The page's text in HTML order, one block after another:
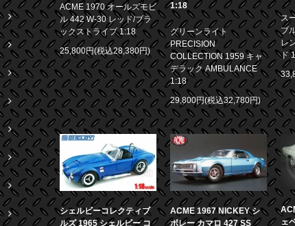
ACME 1970 オールズモビ
ル 442 W-30 レッド/ブラ
ックストライプ 1:18
25,800円(税込28,380円)
1:18
グリーンライト
PRECISION
COLLECTION 1959 キャ
デラック AMBULANCE
1:18
29,800円(税込32,780円)
ス
ブ
レ
ド
シェルビーコレクティブ
ルズ 1965 シェルビー コ
ACME 1967 NICKEY シ
ボレー カマロ 427 SS
ェ